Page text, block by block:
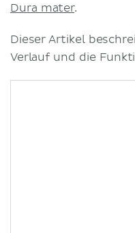
Dura mater.
Dieser Artikel
Verlauf und die